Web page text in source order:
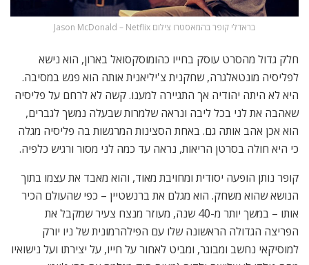
בראדלי קופר בהמאסטרו צילום Jason McDonald – Netflix
חלק גדול מהסרט עוסק בחייו כהומוסקסואל בארון, הוא נישא
לפליסיה מונטאלגרה, שחקנית צ'יליאנית אותה הוא פגש במסיבה.
היא לא היתה יהודיה אך התגיירה למענו. קשה לא לרחם על פליסיה
שאהבה את לני בכל ליבה ונראה שלמרות שבעלה נמשך לגברים,
הוא אכן אהב אותה גם. באחת הסצינות המרגשות בה פליסיה מגלה
כי היא חולה בסרטן הריאות, נראה עד כמה לני מסור ורגיש כלפיה.
קופר נותן הופעה יסודית ומחויבת מאוד, והוא מאבד את עצמו בתוך
הנושא שהוא משחק. הוא מגלם את ברנשטיין – כפי שהעולם הכיר
אותו – במשך יותר מ-40 שנה, מעוזר מנצח צעיר שמקבל את
הפריצה הגדולה הראשונה שלו עם הפילהרמונית של ניו יורק
למוסיקאי נחשב ומבוגר, ומביט לאחור על חייו, על יצירתו ועל נישואיו